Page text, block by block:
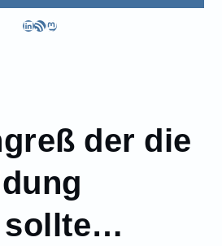
LinkedIn
RSS-FeedMastodon
der die
sollte…